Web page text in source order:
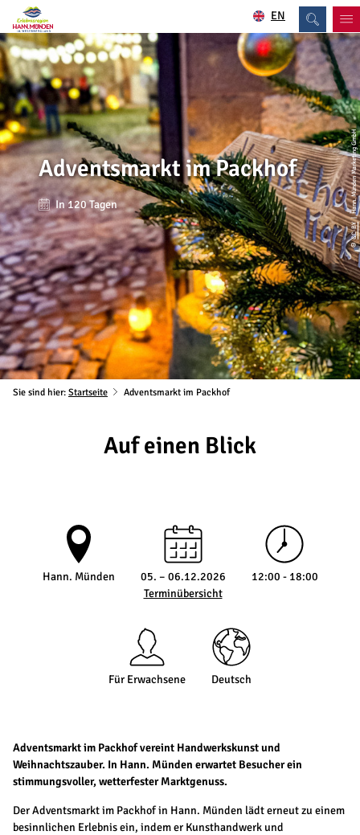
EN
©
CC-BY
| Hann. Münden Marketing GmbH
Adventsmarkt im Packhof
In 120 Tagen
Sie sind hier: Startseite Adventsmarkt im Packhof
Auf einen Blick
Hann. Münden
05. – 06.12.2026
Terminübersicht
12:00 - 18:00
Für Erwachsene Deutsch
Adventsmarkt im Packhof vereint Handwerkskunst und
Weihnachtszauber. In Hann. Münden erwartet Besucher ein
stimmungsvoller, wetterfester Marktgenuss.
Der Adventsmarkt im Packhof in Hann. Münden lädt erneut zu einem
besinnlichen Erlebnis ein, indem er Kunsthandwerk und